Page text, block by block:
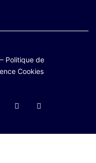
– Politique de
Cookies